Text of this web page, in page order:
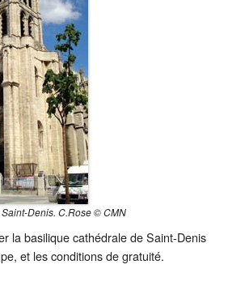
Denis. C.Rose © CMN
la basilique cathédrale de Saint-Denis
et les conditions de gratuité.